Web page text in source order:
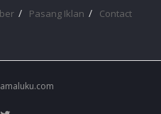
Pasang Iklan Contact